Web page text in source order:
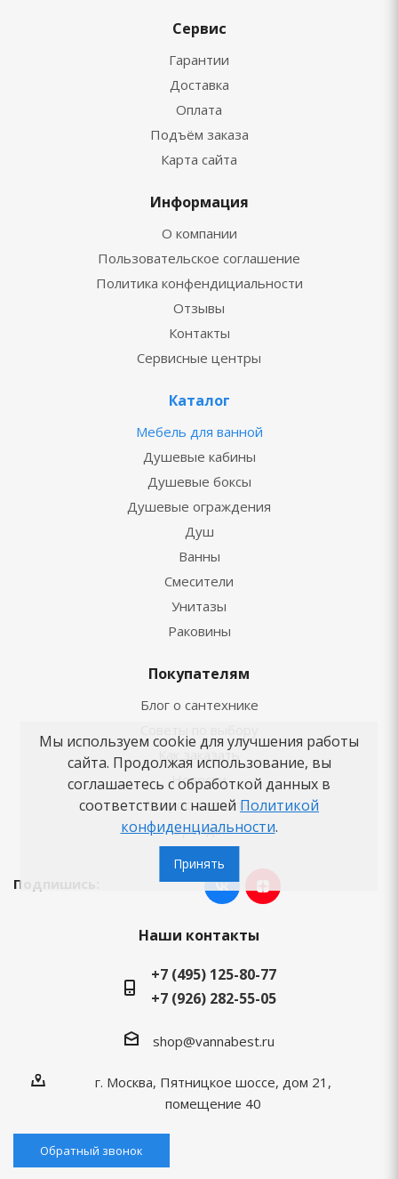
Сервис
Гарантии
Доставка
Оплата
Подъём заказа
Карта сайта
Информация
О компании
Пользовательское соглашение
Политика конфендициальности
Отзывы
Контакты
Сервисные центры
Каталог
Мебель для ванной
Душевые кабины
Душевые боксы
Душевые ограждения
Душ
Ванны
Смесители
Унитазы
Раковины
Покупателям
Блог о сантехнике
Как заказать
Новости
Вопросы-ответы
Бренды
Подпишись:
Наши контакты
+7 (495) 125-80-77
+7 (926) 282-55-05
shop@vannabest.ru
г. Москва, Пятницкое шоссе, дом 21,
помещение 40
Обратный звонок
Мы используем cookie для улучшения работы
сайта. Продолжая использование, вы
соглашаетесь с обработкой данных в
соответствии с нашей Политикой
конфиденциальности.
Принять